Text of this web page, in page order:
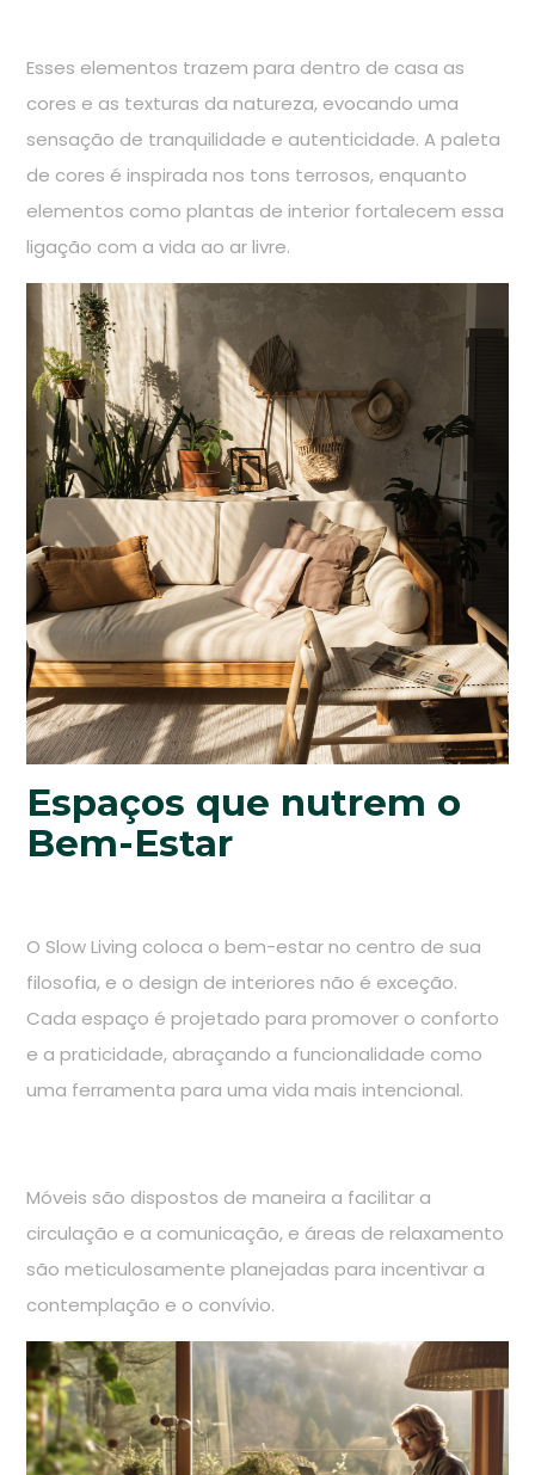
Esses elementos trazem para dentro de casa as
cores e as texturas da natureza, evocando uma
sensação de tranquilidade e autenticidade. A paleta
de cores é inspirada nos tons terrosos, enquanto
elementos como plantas de interior fortalecem essa
ligação com a vida ao ar livre.
Espaços que nutrem o
Bem-Estar
O Slow Living coloca o bem-estar no centro de sua
filosofia, e o design de interiores não é exceção.
Cada espaço é projetado para promover o conforto
e a praticidade, abraçando a funcionalidade como
uma ferramenta para uma vida mais intencional.
Móveis são dispostos de maneira a facilitar a
circulação e a comunicação, e áreas de relaxamento
são meticulosamente planejadas para incentivar a
contemplação e o convívio.